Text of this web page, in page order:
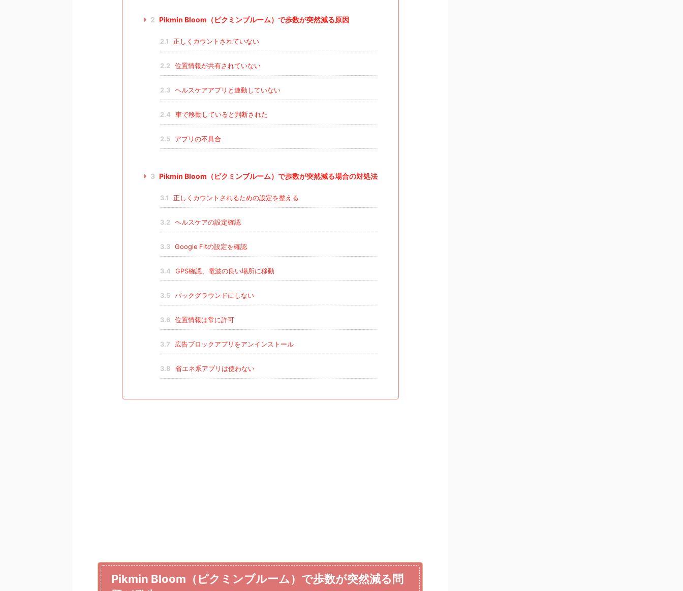
2 Pikmin Bloom（ピクミンブルーム）で歩数が突然減る原因
2.1 正しくカウントされていない
2.2 位置情報が共有されていない
2.3 ヘルスケアアプリと連動していない
2.4 車で移動していると判断された
2.5 アプリの不具合
3 Pikmin Bloom（ピクミンブルーム）で歩数が突然減る場合の対処法
3.1 正しくカウントされるための設定を整える
3.2 ヘルスケアの設定確認
3.3 Google Fitの設定を確認
3.4 GPS確認、電波の良い場所に移動
3.5 バックグラウンドにしない
3.6 位置情報は常に許可
3.7 広告ブロックアプリをアンインストール
3.8 省エネ系アプリは使わない
Pikmin Bloom（ピクミンブルーム）で歩数が突然減る問